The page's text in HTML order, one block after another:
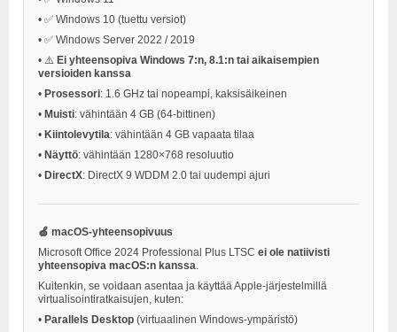
• ✅ Windows 10 (tuettu versiot)
• ✅ Windows Server 2022 / 2019
• ⚠️ Ei yhteensopiva Windows 7:n, 8.1:n tai aikaisempien
versioiden kanssa
• Prosessori: 1.6 GHz tai nopeampi, kaksisäikeinen
• Muisti: vähintään 4 GB (64-bittinen)
• Kiintolevytila: vähintään 4 GB vapaata tilaa
• Näyttö: vähintään 1280×768 resoluutio
• DirectX: DirectX 9 WDDM 2.0 tai uudempi ajuri
🍏 macOS-yhteensopivuus
Microsoft Office 2024 Professional Plus LTSC ei ole natiivisti
yhteensopiva macOS:n kanssa
Kuitenkin, se voidaan asentaa ja käyttää Apple-järjestelmillä
virtualisointiratkaisujen, kuten:
• Parallels Desktop (virtuaalinen Windows-ympäristö)